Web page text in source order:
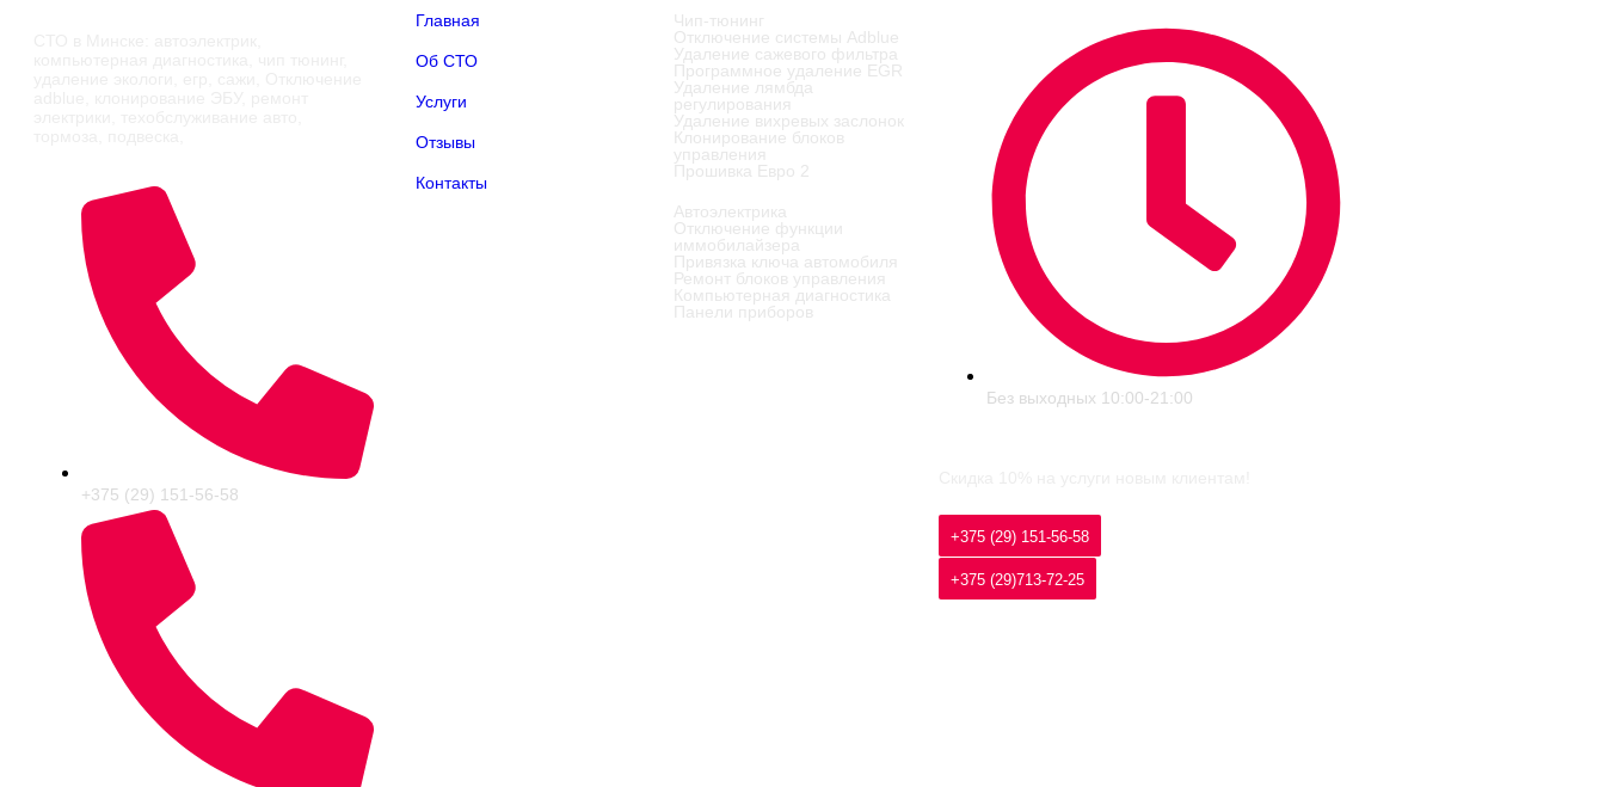
+375 (29) 151-56-58
Главная
Об СТО
Услуги
Отзывы
Контакты
Чип-тюнинг
Отключение системы Adblue
Удаление сажевого фильтра
Программное удаление EGR
Удаление лямбда
регулирования
Удаление вихревых заслонок
Клонирование блоков
управления
Прошивка Евро 2
Автоэлектрика
Отключение функции
иммобилайзера
Привязка ключа автомобиля
Ремонт блоков управления
Компьютерная диагностика
Панели приборов
Без выходных 10:00-21:00
+375 (29) 151-56-58
+375 (29)713-72-25